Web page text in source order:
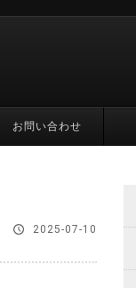
お問い合わせ
2025-07-10